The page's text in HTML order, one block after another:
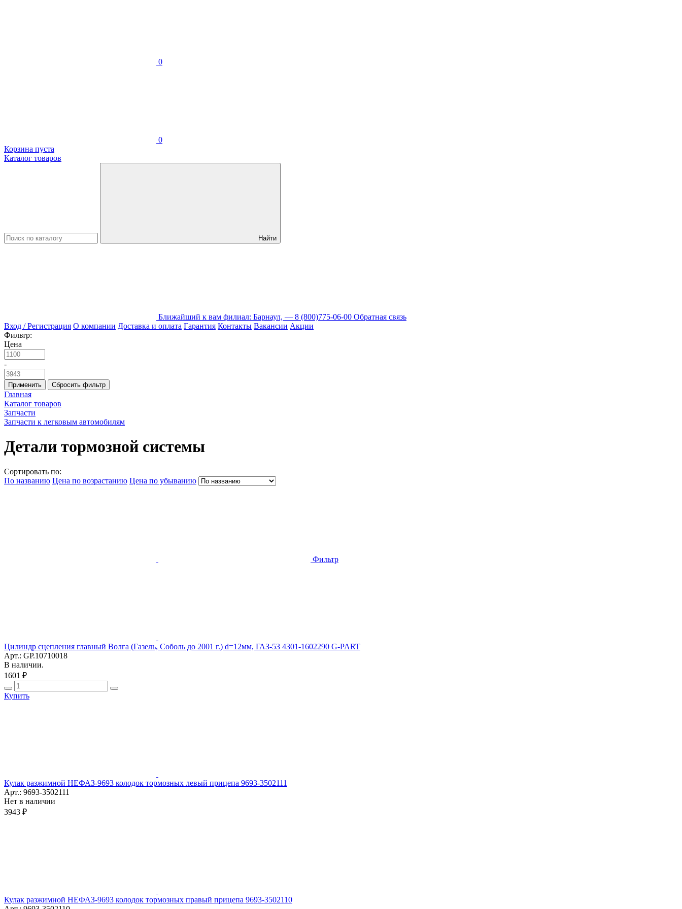
0
0
Корзина пуста
Каталог товаров
Найти
Ближайший к вам филиал: Барнаул, — 8 (800)775-06-00 Обратная связь
Вход / Регистрация О компании Доставка и оплата Гарантия Контакты Вакансии Акции
Фильтр:
Цена
-
Применить Сбросить фильтр
Главная
Каталог товаров
Запчасти
Запчасти к легковым автомобилям
Детали тормозной системы
Сортировать по:
По названию Цена по возрастанию Цена по убыванию
Фильтр
Цилиндр сцепления главный Волга (Газель, Соболь до 2001 г.) d=12мм, ГАЗ-53 4301-1602290 G-PART
Арт.: GP.10710018
В наличии.
1601 ₽
Купить
Кулак разжимной НЕФАЗ-9693 колодок тормозных левый прицепа 9693-3502111
Арт.: 9693-3502111
Нет в наличии
3943 ₽
Кулак разжимной НЕФАЗ-9693 колодок тормозных правый прицепа 9693-3502110